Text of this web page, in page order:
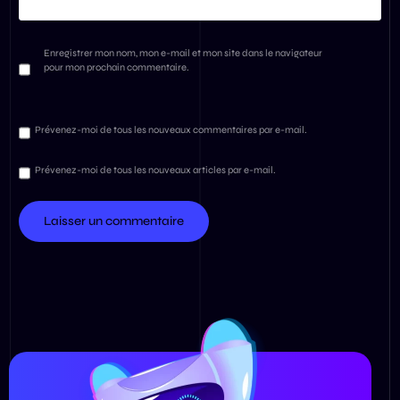
Enregistrer mon nom, mon e-mail et mon site dans le navigateur
pour mon prochain commentaire.
Prévenez-moi de tous les nouveaux commentaires par e-mail.
Prévenez-moi de tous les nouveaux articles par e-mail.
Contact